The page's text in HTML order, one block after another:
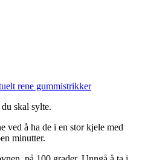
rene gummistrikker
skal sylte.
ved å ha de i en stor kjele med
minutter.